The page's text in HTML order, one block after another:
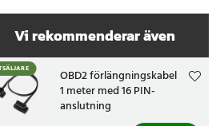
Vi rekommenderar även
OBD2 förlängningskabel
1 meter med 16 PIN-
anslutning